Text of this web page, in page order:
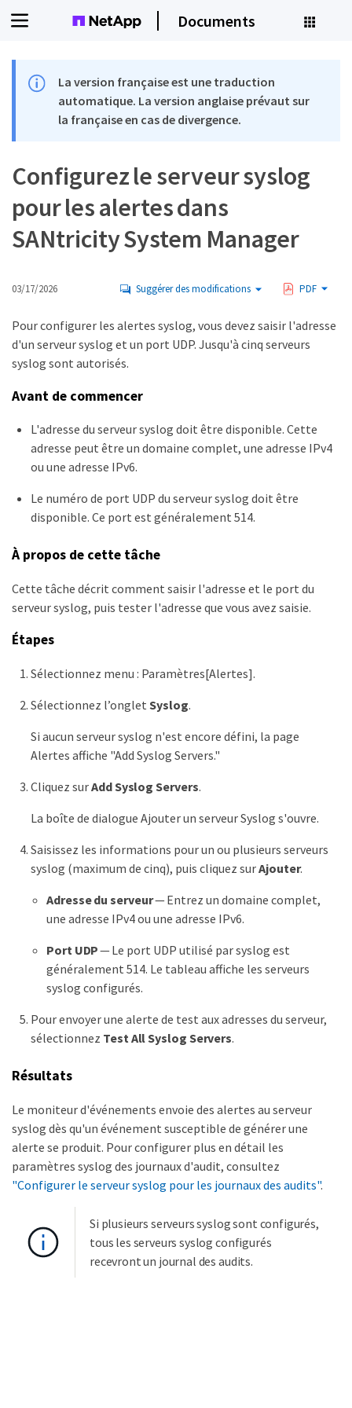
Documents
La version française est une traduction
automatique. La version anglaise prévaut sur
la française en cas de divergence.
Configurez le serveur syslog
pour les alertes dans
SANtricity System Manager
03/17/2026 Suggérer des modifications PDF
Pour configurer les alertes syslog, vous devez saisir l'adresse
d'un serveur syslog et un port UDP. Jusqu'à cinq serveurs
syslog sont autorisés.
Avant de commencer
L'adresse du serveur syslog doit être disponible. Cette
adresse peut être un domaine complet, une adresse IPv4
ou une adresse IPv6.
Le numéro de port UDP du serveur syslog doit être
disponible. Ce port est généralement 514.
À propos de cette tâche
Cette tâche décrit comment saisir l'adresse et le port du
serveur syslog, puis tester l'adresse que vous avez saisie.
Étapes
Sélectionnez menu : Paramètres[Alertes].
Sélectionnez l’onglet Syslog.
Si aucun serveur syslog n'est encore défini, la page
Alertes affiche "Add Syslog Servers."
Cliquez surAdd Syslog Servers.
La boîte de dialogue Ajouter un serveur Syslog s'ouvre.
Saisissez les informations pour un ou plusieurs serveurs
syslog (maximum de cinq), puis cliquez surAjouter.
Adresse du serveur— Entrez un domaine complet,
une adresse IPv4 ou une adresse IPv6.
Port UDP— Le port UDP utilisé par syslog est
généralement 514. Le tableau affiche les serveurs
syslog configurés.
Pour envoyer une alerte de test aux adresses du serveur,
sélectionnez Test All Syslog Servers.
Résultats
Le moniteur d'événements envoie des alertes au serveur
syslog dès qu'un événement susceptible de générer une
alerte se produit. Pour configurer plus en détail les
paramètres syslog des journaux d'audit, consultez
"Configurer le serveur syslog pour les journaux des audits".
Si plusieurs serveurs syslog sont configurés,
tous les serveurs syslog configurés
recevront un journal des audits.